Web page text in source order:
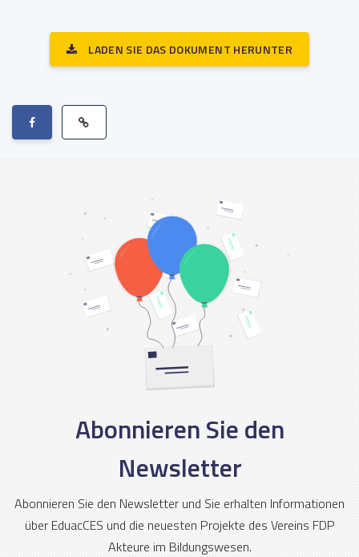
LADEN SIE DAS DOKUMENT HERUNTER
Abonnieren Sie den
Newsletter
Abonnieren Sie den Newsletter und Sie erhalten Informationen
über EduacCES und die neuesten Projekte des Vereins FDP
Akteure im Bildungswesen.